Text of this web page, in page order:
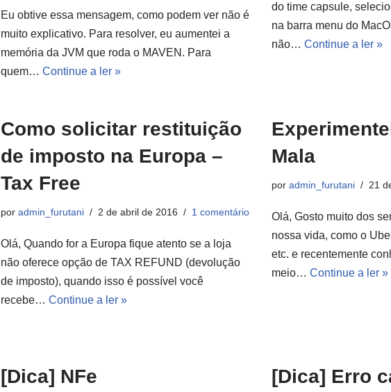
Eu obtive essa mensagem, como podem ver não é
muito explicativo. Para resolver, eu aumentei a
memória da JVM que roda o MAVEN. Para
quem… Continue a ler »
do time capsule,
na barra menu do
não… Continue a ler »
Como solicitar restituição
de imposto na Europa –
Tax Free
por admin_furutani 2 de abril de 2016 1 comentário
Olá, Quando for a Europa fique atento se a loja
não oferece opção de TAX REFUND (devolução
de imposto), quando isso é possível você
recebe… Continue a ler »
Mala
por admin_furutani 21
Olá, Gosto muito dos
nossa vida, como o
etc. e recentemente
meio… Continue a ler »
[Dica] NFe
[Dica] Erro